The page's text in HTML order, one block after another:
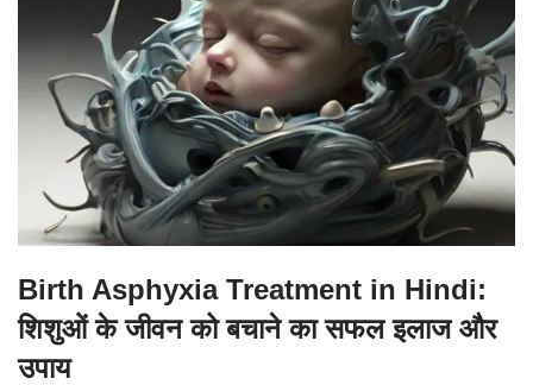
Birth Asphyxia Treatment in Hindi:
शिशुओं के जीवन को बचाने का सफल इलाज और
उपाय